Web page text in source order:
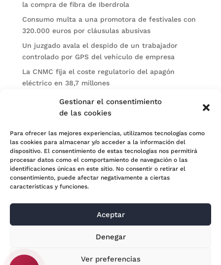
Gestionar el consentimiento
de las cookies
Para ofrecer las mejores experiencias, utilizamos tecnologías como
las cookies para almacenar y/o acceder a la información del
dispositivo. El consentimiento de estas tecnologías nos permitirá
procesar datos como el comportamiento de navegación o las
identificaciones únicas en este sitio. No consentir o retirar el
consentimiento, puede afectar negativamente a ciertas
características y funciones.
Aceptar
Denegar
Ver preferencias
la compra de fibra de Iberdrola
Consumo multa a una promotora de festivales con
320.000 euros por cláusulas abusivas
Un juzgado avala el despido de un trabajador
controlado por GPS del vehículo de empresa
La CNMC fija el coste regulatorio del apagón
eléctrico en 38,7 millones
El BOE publica sanciones de la CNMV a Soltec y
Categorías
Actualidad
Noticias Jurídicas
Subastas
Aviso Legal